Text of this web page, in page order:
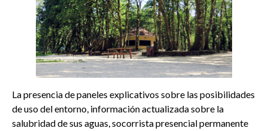
La presencia de paneles explicativos sobre las posibilidades
de uso del entorno, información actualizada sobre la
salubridad de sus aguas, socorrista presencial permanente